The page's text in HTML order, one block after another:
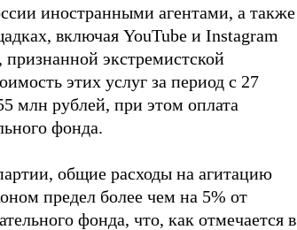
иностранными агентами, а также
включая YouTube и Instagram
экстремистской
этих услуг за период с 27
млн рублей, при этом оплата
фонда.
общие расходы на агитацию
предел более чем на 5% от
фонда, что, как отмечается в